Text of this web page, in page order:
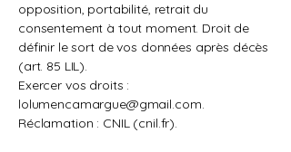
opposition, portabilité, retrait du
consentement à tout moment. Droit de
définir le sort de vos données après décès
(art. 85 LIL).
Exercer vos droits :
lolumencamargue@gmail.com.
Réclamation : CNIL (cnil.fr).